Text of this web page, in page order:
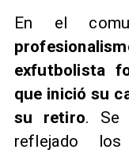
En el
exfutbolista
que inició su
su retiro. Se
reflejado